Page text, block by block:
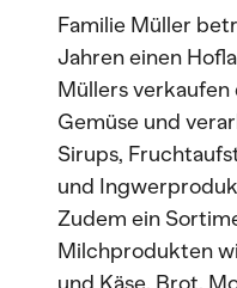
Familie Müller
Jahren einen
Müllers
Gemüse und
Sirups,
und
Zudem ein
Milchprodukten